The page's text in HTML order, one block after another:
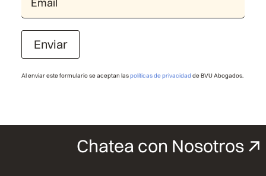
Enviar
Al enviar este formulario se aceptan laspolíticas de privacidad de BVU Abogados.
Chatea con Nosotros